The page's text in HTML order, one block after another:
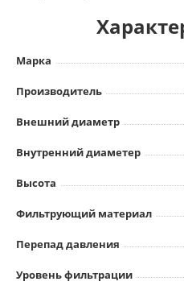
Марка
Производитель
Внешний диаметр
Внутренний диаметер
Высота
Фильтрующий материал
Перепад давления
Уровень фильтрации